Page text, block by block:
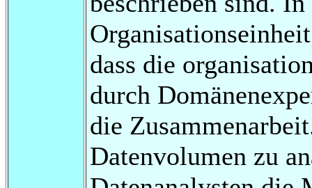
dass die
durch
die
Datenvolumen zu